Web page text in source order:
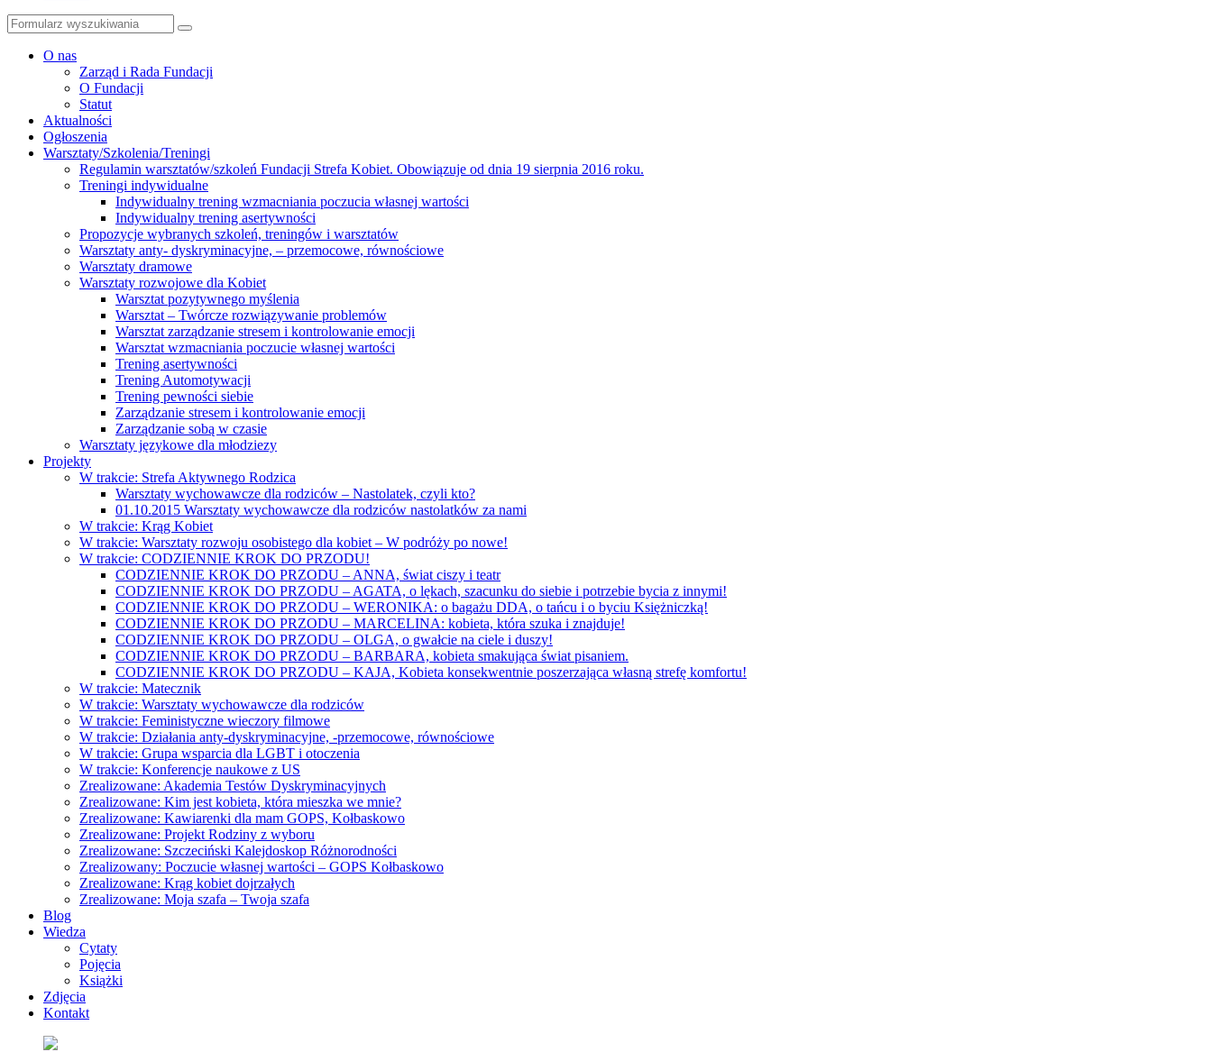
Szukaj
O nas
Zarząd i Rada Fundacji
O Fundacji
Statut
Aktualności
Ogłoszenia
Warsztaty/Szkolenia/Treningi
Regulamin warsztatów/szkoleń Fundacji Strefa Kobiet. Obowiązuje od dnia 19 sierpnia 2016 roku.
Treningi indywidualne
Indywidualny trening wzmacniania poczucia własnej wartości
Indywidualny trening asertywności
Propozycje wybranych szkoleń, treningów i warsztatów
Warsztaty anty- dyskryminacyjne, – przemocowe, równościowe
Warsztaty dramowe
Warsztaty rozwojowe dla Kobiet
Warsztat pozytywnego myślenia
Warsztat – Twórcze rozwiązywanie problemów
Warsztat zarządzanie stresem i kontrolowanie emocji
Warsztat wzmacniania poczucie własnej wartości
Trening asertywności
Trening Automotywacji
Trening pewności siebie
Zarządzanie stresem i kontrolowanie emocji
Zarządzanie sobą w czasie
Warsztaty językowe dla młodziezy
Projekty
W trakcie: Strefa Aktywnego Rodzica
Warsztaty wychowawcze dla rodziców – Nastolatek, czyli kto?
01.10.2015 Warsztaty wychowawcze dla rodziców nastolatków za nami
W trakcie: Krąg Kobiet
W trakcie: Warsztaty rozwoju osobistego dla kobiet – W podróży po nowe!
W trakcie: CODZIENNIE KROK DO PRZODU!
CODZIENNIE KROK DO PRZODU – ANNA, świat ciszy i teatr
CODZIENNIE KROK DO PRZODU – AGATA, o lękach, szacunku do siebie i potrzebie bycia z innymi!
CODZIENNIE KROK DO PRZODU – WERONIKA: o bagażu DDA, o tańcu i o byciu Księżniczką!
CODZIENNIE KROK DO PRZODU – MARCELINA: kobieta, która szuka i znajduje!
CODZIENNIE KROK DO PRZODU – OLGA, o gwałcie na ciele i duszy!
CODZIENNIE KROK DO PRZODU – BARBARA, kobieta smakująca świat pisaniem.
CODZIENNIE KROK DO PRZODU – KAJA, Kobieta konsekwentnie poszerzająca własną strefę komfortu!
W trakcie: Matecznik
W trakcie: Warsztaty wychowawcze dla rodziców
W trakcie: Feministyczne wieczory filmowe
W trakcie: Działania anty-dyskryminacyjne, -przemocowe, równościowe
W trakcie: Grupa wsparcia dla LGBT i otoczenia
W trakcie: Konferencje naukowe z US
Zrealizowane: Akademia Testów Dyskryminacyjnych
Zrealizowane: Kim jest kobieta, która mieszka we mnie?
Zrealizowane: Kawiarenki dla mam GOPS, Kołbaskowo
Zrealizowane: Projekt Rodziny z wyboru
Zrealizowane: Szczeciński Kalejdoskop Różnorodności
Zrealizowany: Poczucie własnej wartości – GOPS Kołbaskowo
Zrealizowane: Krąg kobiet dojrzałych
Zrealizowane: Moja szafa – Twoja szafa
Blog
Wiedza
Cytaty
Pojęcia
Książki
Zdjęcia
Kontakt